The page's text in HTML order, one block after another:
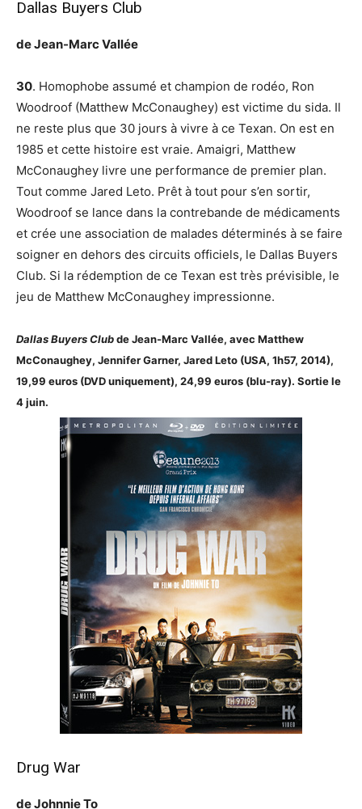
Dallas Buyers Club
de Jean-Marc Vallée
30. Homophobe assumé et champion de rodéo, Ron
Woodroof (Matthew McConaughey) est victime du sida. Il
ne reste plus que 30 jours à vivre à ce Texan. On est en
1985 et cette histoire est vraie. Amaigri, Matthew
McConaughey livre une performance de premier plan.
Tout comme Jared Leto. Prêt à tout pour s’en sortir,
Woodroof se lance dans la contrebande de médicaments
et crée une association de malades déterminés à se faire
soigner en dehors des circuits officiels, le Dallas Buyers
Club. Si la rédemption de ce Texan est très prévisible, le
jeu de Matthew McConaughey impressionne.
Dallas Buyers Clubde Jean-Marc Vallée, avec Matthew
McConaughey, Jennifer Garner, Jared Leto (USA, 1h57, 2014),
19,99 euros (DVD uniquement), 24,99 euros (blu-ray). Sortie le
4 juin.
Drug War
de Johnnie To